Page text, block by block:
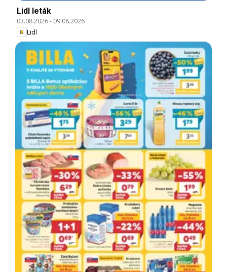
Lidl leták
03.08.2026- 09.08.2026
Lidl